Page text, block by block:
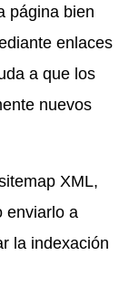
página bien
enlaces
a que los
nuevos
XML,
enviarlo a
la indexación